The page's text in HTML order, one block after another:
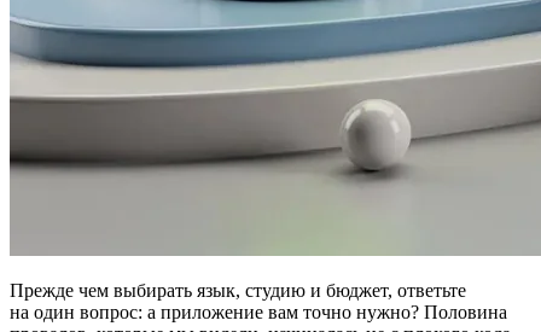
Прежде чем выбирать язык, студию и бюджет, ответьте
на один вопрос: а приложение вам точно нужно? Половина